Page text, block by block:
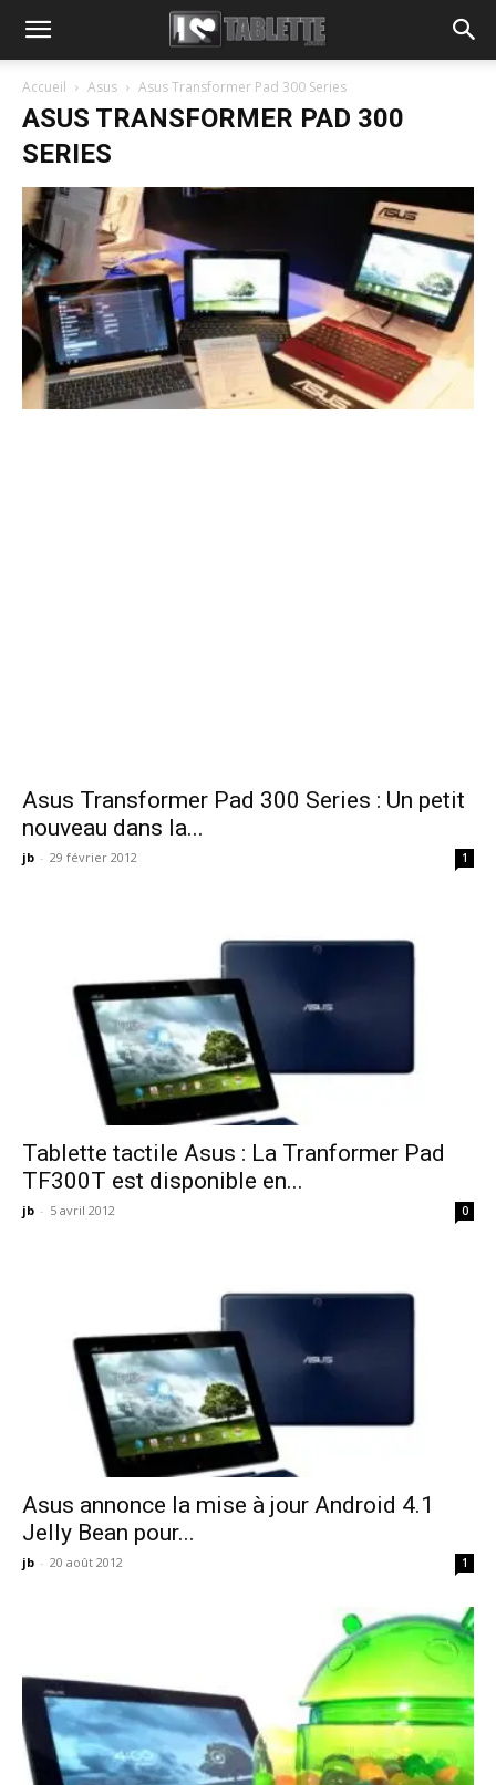
Accueil Asus Asus Transformer Pad 300 Series
ASUS TRANSFORMER PAD 300
SERIES
Asus Transformer Pad 300 Series : Un petit
nouveau dans la...
jb - 29 février 2012 1
Tablette tactile Asus : La Tranformer Pad
TF300T est disponible en...
jb - 5 avril 2012 0
Asus annonce la mise à jour Android 4.1
Jelly Bean pour...
jb - 20 août 2012 1